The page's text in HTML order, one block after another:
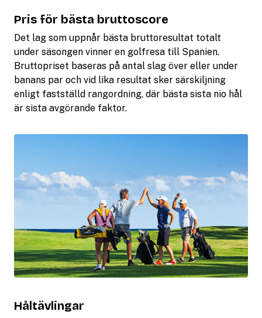
Pris för bästa bruttoscore
Det lag som uppnår bästa bruttoresultat totalt
under säsongen vinner en golfresa till Spanien.
Bruttopriset baseras på antal slag över eller under
banans par och vid lika resultat sker särskiljning
enligt fastställd rangordning, där bästa sista nio hål
är sista avgörande faktor.
Håltävlingar